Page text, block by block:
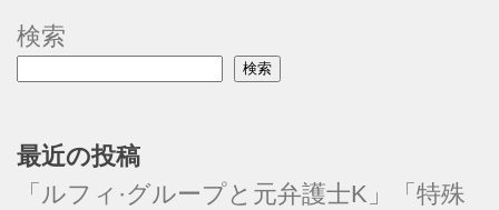
検索
検索
最近の投稿
「ルフィ·グループと元弁護士K」「特殊